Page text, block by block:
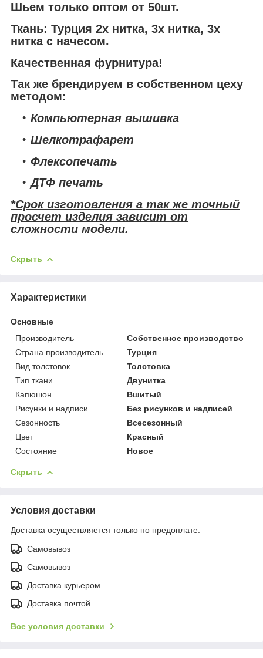
Шьем только оптом от 50шт.
Ткань: Турция 2х нитка, 3х нитка, 3х
нитка с начесом.
Качественная фурнитура!
Так же брендируем в собственном цеху
методом:
Компьютерная вышивка
Шелкотрафарет
Флексопечать
ДТФ печать
*Срок изготовления а так же точный
просчет изделия зависит от
сложности модели.
Скрыть
Характеристики
Основные
Производитель
Собственное производство
Страна производитель
Турция
Вид толстовок
Толстовка
Тип ткани
Двунитка
Капюшон
Вшитый
Рисунки и надписи
Без рисунков и надписей
Сезонность
Всесезонный
Цвет
Красный
Состояние
Новое
Скрыть
Условия доставки
Доставка осуществляется только по предоплате.
Самовывоз
Самовывоз
Доставка курьером
Доставка почтой
Все условия доставки